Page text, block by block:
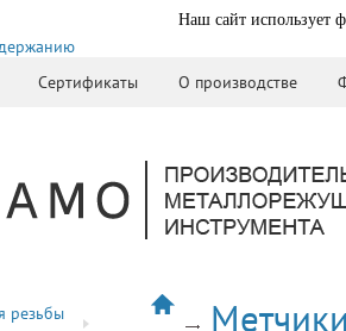
Наш сайт использует
Сертификаты О производстве
резьбы